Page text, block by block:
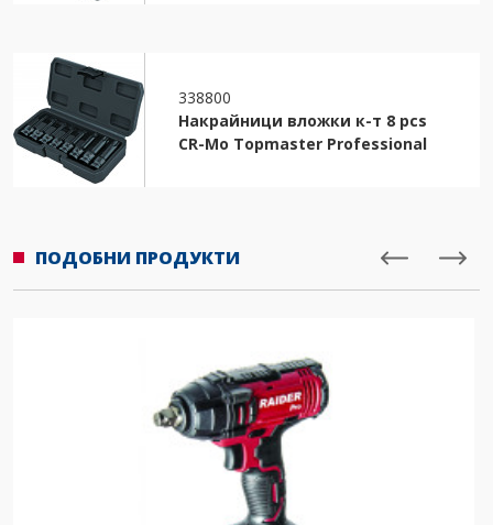
338800
Накрайници вложки к-т 8 pcs
CR-Mo Topmaster Professional
ПОДОБНИ ПРОДУКТИ